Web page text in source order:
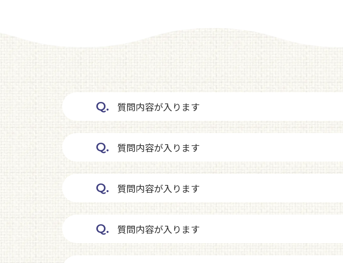
Q. 質問内容が入ります
Q. 質問内容が入ります
Q. 質問内容が入ります
Q. 質問内容が入ります